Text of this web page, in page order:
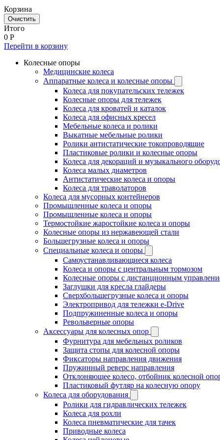
Корзина
Очистить
Итого
0 Р
Перейти в корзину
Колесные опоры
Медицинские колеса
Аппаратные колеса и колесные опоры
Колеса для покупательских тележек
Колесные опоры для тележек
Колеса для кроватей и каталок
Колеса для офисных кресел
Мебельные колеса и ролики
Выкатные мебельные ролики
Ролики антистатические токопроводящие
Пластиковые ролики и колесные опоры
Колеса для декораций и музыкального
Колеса малых диаметров
Антистатические колеса и опоры
Колеса для траволаторов
Колеса для мусорных контейнеров
Промышленные колеса и опоры
Промышленные колеса и опоры
Термостойкие жаростойкие колеса и опоры
Колесные опоры из нержавеющей стали
Большегрузные колеса и опоры
Специальные колеса и опоры
Самоустанавливающиеся колеса
Колеса и опоры с центральным тормозом
Колесные опоры с дистанционным
Заглушки для кресла глайдеры
Сверхбольшегрузные колеса и опоры
Электропривод для тележки e-Drive
Подпружиненные колеса и опоры
Револьверные опоры
Аксессуары для колесных опор
Фурнитура для мебельных роликов
Защита стопы для колесной опоры
Фиксаторы направления движения
Пружинный реверс направления
Отклоняющее колесо, отбойник колесной
Пластиковый футляр на колесную опору
Колеса для оборудования
Ролики для гидравлических тележек
Колеса для рохли
Колеса пневматические для тачек
Приводные колеса